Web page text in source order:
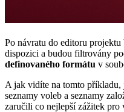
Po návratu do editoru
dispozici a budou filtrovány
definovaného formátu v
A jak vidíte na tomto příkladu,
seznamy voleb a seznamy
zaručili co nejlepší zážitek pro